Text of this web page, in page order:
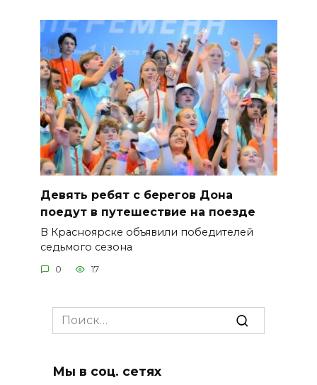
Девять ребят с берегов Дона
поедут в путешествие на поезде
В Красноярске объявили победителей
седьмого сезона
0 17
Search
for:
Мы в соц. сетях